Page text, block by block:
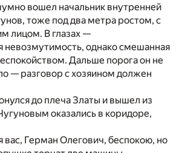
вошел начальник внутренней
тоже под два метра ростом, с
лицом. В глазах —
невозмутимость, однако смешанная
Дальше порога он не
— разговор с хозяином должен
до плеча Златы и вышел из
оказались в коридоре,
Герман Олегович, беспокою, но